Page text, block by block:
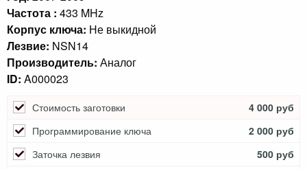
Частота : 433 MHz
Корпус ключа: Не выкидной
Лезвие: NSN14
Производитель: Аналог
ID: A000023
Стоимость заготовки
4 000 руб
Программирование ключа
2 000 руб
Заточка лезвия
500 руб